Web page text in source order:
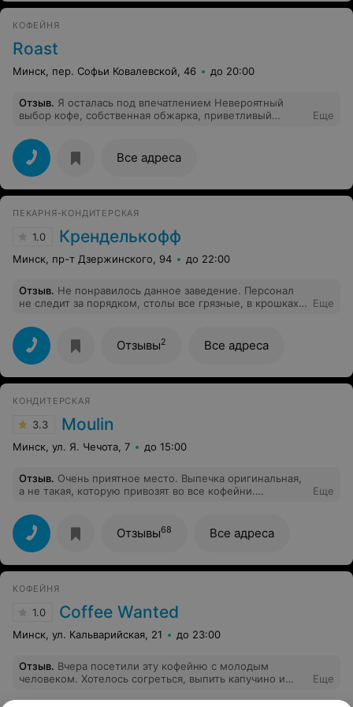
КОФЕЙНЯ
Roast
Минск, пер. Софьи Ковалевской, 46 до 20:00
Отзыв. Я осталась под впечатлением Невероятный
выбор кофе, собственная обжарка, приветливый
для ваших вкусовых предпочтений Кофе перемололи
при мне, ещё и устроили невероятную дегустацию с
подробным рассказом о происхождении зерен мною
выбранного кофе Ну просто Как приятно, что люди,
которые там работают, горят своим делом
Еще
Все адреса
ПЕКАРНЯ-КОНДИТЕРСКАЯ
1.0 Кренделькофф
Минск, пр-т Дзержинского, 94 до 22:00
Отзыв. Не понравилось данное заведение. Персонал
не следит за порядком, столы все грязные, в крошках,
свежий. Хотя попросила девочек посоветовать. Но им
интереснее вести беседы, чем выполнять свою работу.
Не рекомендую.
Еще
Отзывы2 Все адреса
КОНДИТЕРСКАЯ
3.3 Moulin
Минск, ул. Я. Чечота, 7 до 15:00
Отзыв. Очень приятное место. Выпечка оригинальная,
а не такая, которую привозят во все кофейни.
ощущение семейного уюта.
Еще
Отзывы68 Все адреса
КОФЕЙНЯ
1.0 Coffee Wanted
Минск, ул. Кальварийская, 21 до 23:00
Отзыв. Вчера посетили эту кофейню с молодым
человеком. Хотелось согреться, выпить капучино и
посуды , а в помещении было всего около 8 человек,
Еще